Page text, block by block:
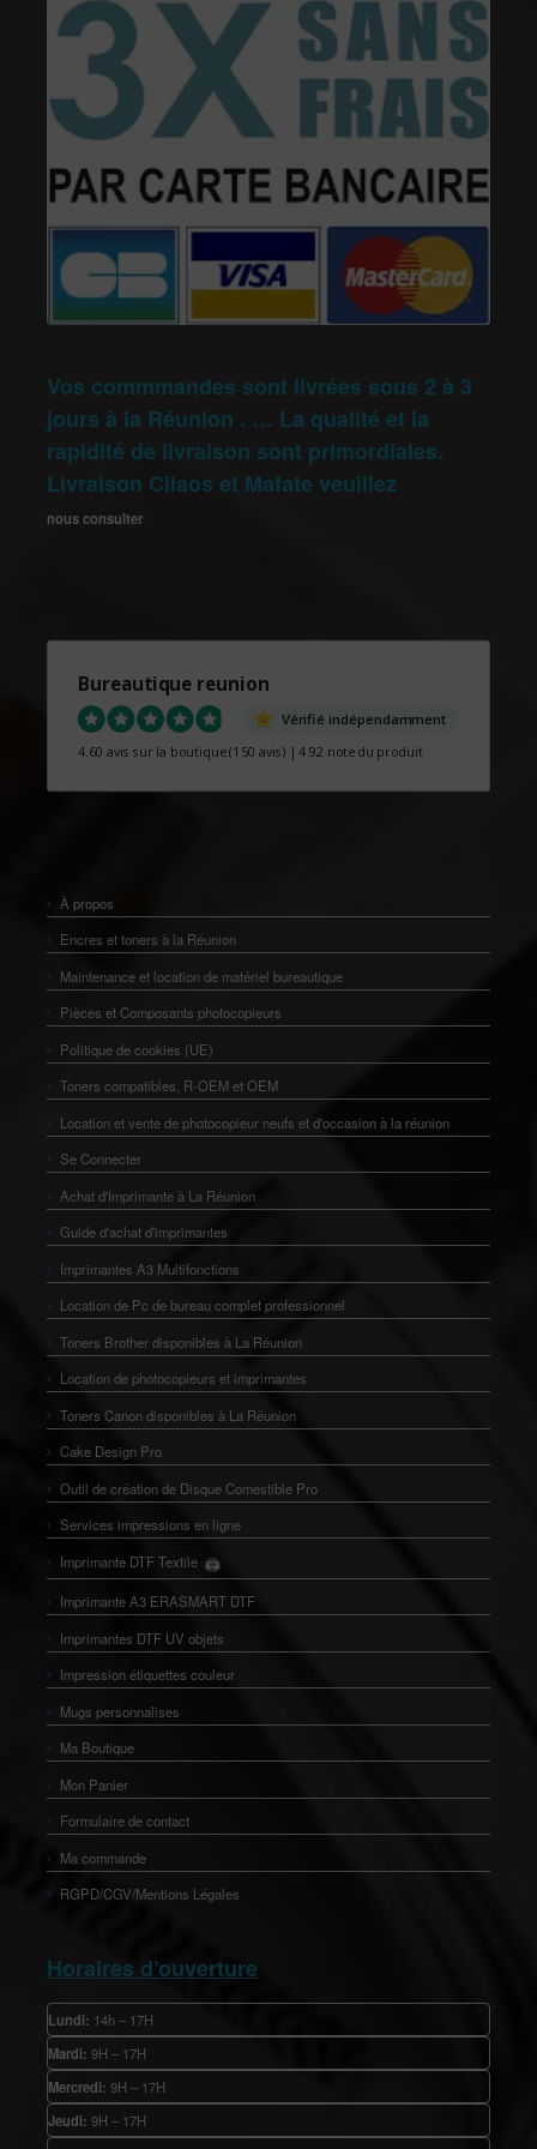
Vos commmandes sont livrées sous 2 à 3
jours à la Réunion . … La qualité et la
rapidité de livraison sont primordiales.
Livraison Cilaos et Mafate veuillez
nous consulter
Bureautique reunion
Vérifié indépendamment
4.60 avis sur la boutique(150 avis) |4.92 note du produit
À propos
Encres et toners à la Réunion
Maintenance et location de matériel bureautique
Pièces et Composants photocopieurs
Politique de cookies (UE)
Toners compatibles, R-OEM et OEM
Location et vente de photocopieur neufs et d'occasion à la réunion
Se Connecter
Achat d'Imprimante à La Réunion
Guide d'achat d'imprimantes
Imprimantes A3 Multifonctions
Location de Pc de bureau complet professionnel
Toners Brother disponibles à La Réunion
Location de photocopieurs et imprimantes
Toners Canon disponibles à La Réunion
Cake Design Pro
Outil de création de Disque Comestible Pro
Services impressions en ligne
Imprimante DTF Textile 🖨️
👕
Imprimante A3 ERASMART DTF
Imprimantes DTF UV objets
Impression étiquettes couleur
Mugs personnalises
Ma Boutique
Mon Panier
Formulaire de contact
Ma commande
RGPD/CGV/Mentions Légales
Horaires d’ouverture
Lundi: 14h – 17H
Mardi: 9H – 17H
Mercredi: 9H – 17H
Jeudi: 9H – 17H